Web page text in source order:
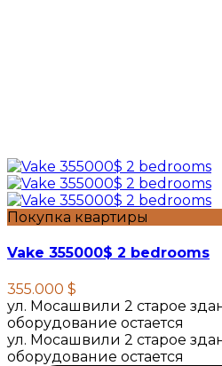
Покупка квартиры
Vake 355000$ 2 bedrooms
355.000 $
ул. Мосашвили 2 старое
оборудование остается
ул. Мосашвили 2 старое
оборудование остается